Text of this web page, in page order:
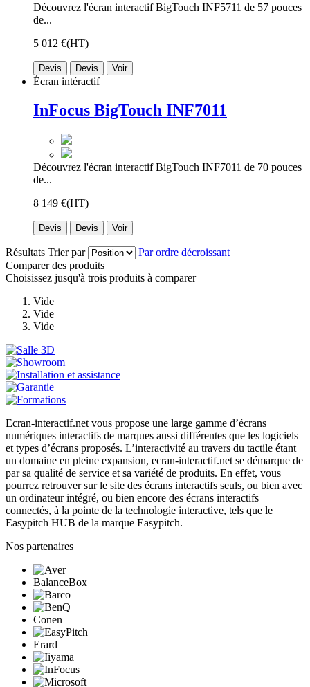
Découvrez l'écran interactif BigTouch INF5711 de 57 pouces
de...
5 012 €(HT)
Devis Devis Voir
Écran intéractif
InFocus BigTouch INF7011
Découvrez l'écran interactif BigTouch INF7011 de 70 pouces
de...
8 149 €(HT)
Devis Devis Voir
Résultats Trier par
Par ordre décroissant
Comparer des produits
Choisissez jusqu'à trois produits à comparer
Vide
Vide
Vide
Ecran-interactif.net vous propose une large gamme d’écrans
numériques interactifs de marques aussi différentes que les logiciels
et types d’écrans proposés. L’interactivité au travers du tactile étant
un domaine en pleine expansion, ecran-interactif.net se démarque de
par sa qualité de service et sa variété de produits. En effet, vous
pourrez retrouver sur le site des écrans interactifs seuls, ou bien avec
un ordinateur intégré, ou bien encore des écrans interactifs
connectés, à la pointe de la technologie interactive, tels que le
Easypitch HUB de la marque Easypitch.
Nos partenaires
BalanceBox
Conen
Erard